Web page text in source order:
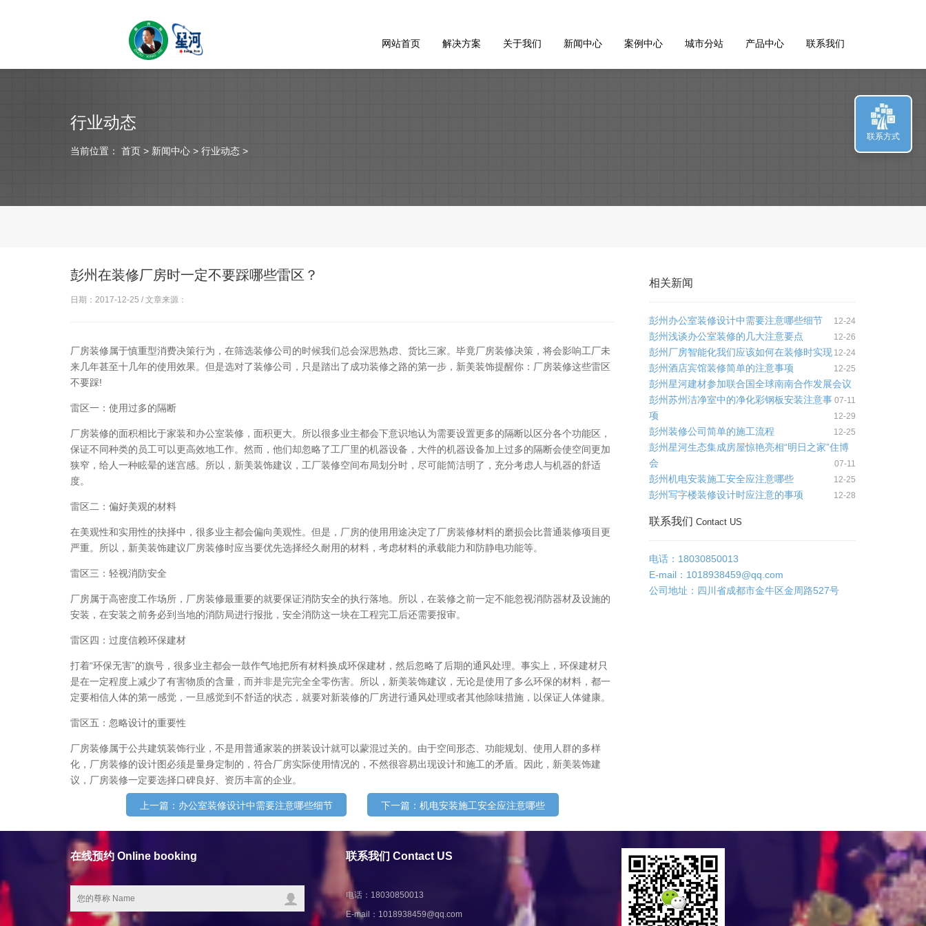
网站首页 解决方案 关于我们 新闻中心 案例中心 城市分站 产品中心 联系我们
行业动态
当前位置： 首页 > 新闻中心 > 行业动态 >
彭州在装修厂房时一定不要踩哪些雷区？
日期：2017-12-25 / 文章来源：
厂房装修属于慎重型消费决策行为，在筛选装修公司的时候我们总会深思熟虑、货比三家。毕竟厂房装修决策，将会影响工厂未
来几年甚至十几年的使用效果。但是选对了装修公司，只是踏出了成功装修之路的第一步，新美装饰提醒你：厂房装修这些雷区
不要踩!
雷区一：使用过多的隔断
厂房装修的面积相比于家装和办公室装修，面积更大。所以很多业主都会下意识地认为需要设置更多的隔断以区分各个功能区，
保证不同种类的员工可以更高效地工作。然而，他们却忽略了工厂里的机器设备，大件的机器设备加上过多的隔断会使空间更加
狭窄，给人一种眩晕的迷宫感。所以，新美装饰建议，工厂装修空间布局划分时，尽可能简洁明了，充分考虑人与机器的舒适
度。
雷区二：偏好美观的材料
在美观性和实用性的抉择中，很多业主都会偏向美观性。但是，厂房的使用用途决定了厂房装修材料的磨损会比普通装修项目更
严重。所以，新美装饰建议厂房装修时应当要优先选择经久耐用的材料，考虑材料的承载能力和防静电功能等。
雷区三：轻视消防安全
厂房属于高密度工作场所，厂房装修最重要的就要保证消防安全的执行落地。所以，在装修之前一定不能忽视消防器材及设施的
安装，在安装之前务必到当地的消防局进行报批，安全消防这一块在工程完工后还需要报审。
雷区四：过度信赖环保建材
打着“环保无害”的旗号，很多业主都会一鼓作气地把所有材料换成环保建材，然后忽略了后期的通风处理。事实上，环保建材只
是在一定程度上减少了有害物质的含量，而并非是完完全全零伤害。所以，新美装饰建议，无论是使用了多么环保的材料，都一
定要相信人体的第一感觉，一旦感觉到不舒适的状态，就要对新装修的厂房进行通风处理或者其他除味措施，以保证人体健康。
雷区五：忽略设计的重要性
厂房装修属于公共建筑装饰行业，不是用普通家装的拼装设计就可以蒙混过关的。由于空间形态、功能规划、使用人群的多样
化，厂房装修的设计图必须是量身定制的，符合厂房实际使用情况的，不然很容易出现设计和施工的矛盾。因此，新美装饰建
议，厂房装修一定要选择口碑良好、资历丰富的企业。
上一篇：办公室装修设计中需要注意哪些细节 下一篇：机电安装施工安全应注意哪些
相关新闻
彭州办公室装修设计中需要注意哪些细节 12-24
彭州浅谈办公室装修的几大注意要点 12-26
彭州厂房智能化我们应该如何在装修时实现 12-24
彭州酒店宾馆装修简单的注意事项 12-25
彭州星河建材参加联合国全球南南合作发展会议
07-11
彭州苏州洁净室中的净化彩钢板安装注意事
项
12-29
彭州装修公司简单的施工流程 12-25
彭州星河生态集成房屋惊艳亮相“明日之家”住博
会
07-11
彭州机电安装施工安全应注意哪些 12-25
彭州写字楼装修设计时应注意的事项 12-28
联系我们 Contact US
电话：18030850013
E-mail： 1018938459@qq.com
公司地址：四川省成都市金牛区金周路527号
在线预约 Online booking 联系我们 Contact US
电话：18030850013
E-mail： 1018938459@qq.com
联系方式